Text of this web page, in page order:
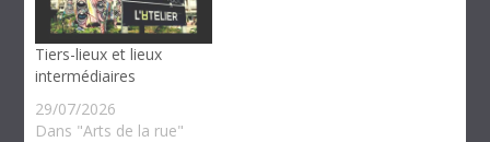
Tiers-lieux et lieux
intermédiaires
29/07/2026
Dans "Arts de la rue"